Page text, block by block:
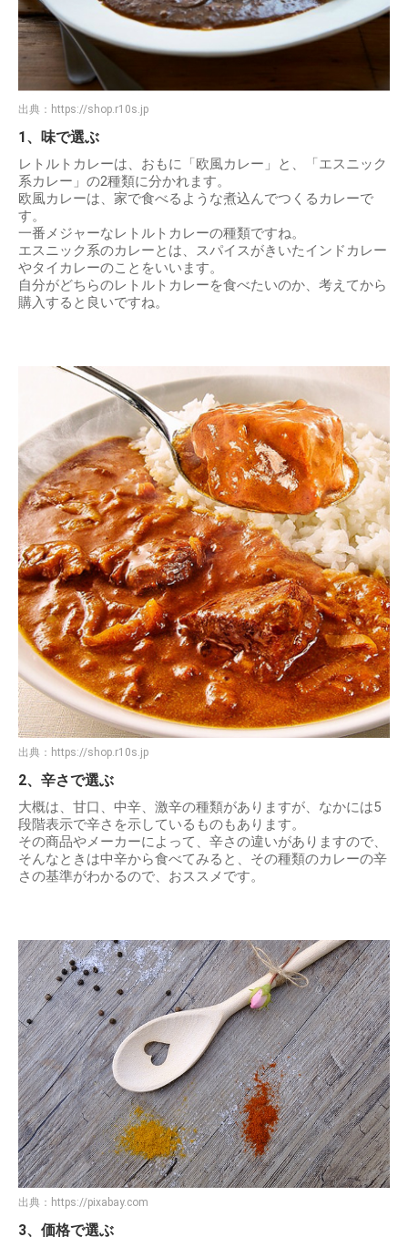
出典： https://shop.r10s.jp
1、味で選ぶ
レトルトカレーは、おもに「欧風カレー」と、「エスニック
系カレー」の2種類に分かれます。
欧風カレーは、家で食べるような煮込んでつくるカレーで
す。
一番メジャーなレトルトカレーの種類ですね。
エスニック系のカレーとは、スパイスがきいたインドカレー
やタイカレーのことをいいます。
自分がどちらのレトルトカレーを食べたいのか、考えてから
購入すると良いですね。
出典： https://shop.r10s.jp
2、辛さで選ぶ
大概は、甘口、中辛、激辛の種類がありますが、なかには5
段階表示で辛さを示しているものもあります。
その商品やメーカーによって、辛さの違いがありますので、
そんなときは中辛から食べてみると、その種類のカレーの辛
さの基準がわかるので、おススメです。
出典： https://pixabay.com
3、価格で選ぶ